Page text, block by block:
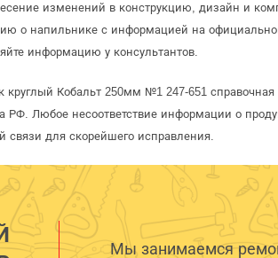
изменений в конструкцию, дизайн и
о напильнике с информацией на
информацию у консультантов.
Кобальт 250мм №1 247-651
РФ. Любое несоответствие информации о
для скорейшего исправления.
Мы занимаемся